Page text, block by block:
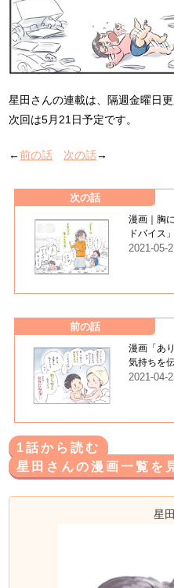
星田さんの連載は、隔週金曜日更
次回は5月21日予定です。
←前の話 次の話→
次の話
漫画｜胸
ドバイス
2021-05-
前の話
漫画「あ
気持ちを
2021-04-
1話から読む
星田さんの漫画一覧を
星